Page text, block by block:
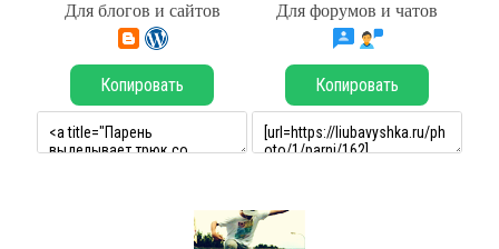
Для блогов и сайтов Для форумов и чатов
Копировать Копировать